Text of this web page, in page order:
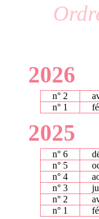
2026
n° 2
n° 1
2025
n° 6
n° 5
n° 4
n° 3
n° 2
n° 1